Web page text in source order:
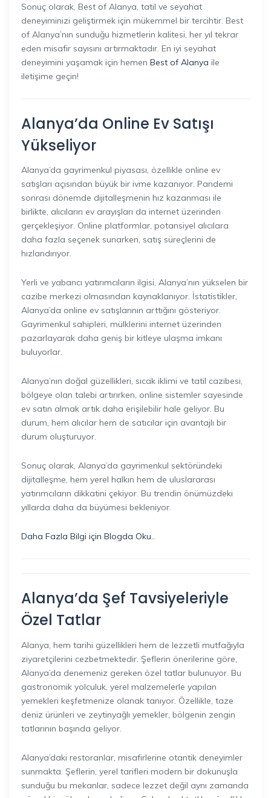
Sonuç olarak, Best of Alanya, tatil ve seyahat
deneyiminizi geliştirmek için mükemmel bir tercihtir. Best
of Alanya’nın sunduğu hizmetlerin kalitesi, her yıl tekrar
eden misafir sayısını artırmaktadır. En iyi seyahat
deneyimini yaşamak için hemen Best of Alanya ile
iletişime geçin!
Alanya’da Online Ev Satışı
Yükseliyor
Alanya’da gayrimenkul piyasası, özellikle online ev
satışları açısından büyük bir ivme kazanıyor. Pandemi
sonrası dönemde dijitalleşmenin hız kazanması ile
birlikte, alıcıların ev arayışları da internet üzerinden
gerçekleşiyor. Online platformlar, potansiyel alıcılara
daha fazla seçenek sunarken, satış süreçlerini de
hızlandırıyor.
Yerli ve yabancı yatırımcıların ilgisi, Alanya’nın yükselen bir
cazibe merkezi olmasından kaynaklanıyor. İstatistikler,
Alanya’da online ev satışlarının arttığını gösteriyor.
Gayrimenkul sahipleri, mülklerini internet üzerinden
pazarlayarak daha geniş bir kitleye ulaşma imkanı
buluyorlar.
Alanya’nın doğal güzellikleri, sıcak iklimi ve tatil cazibesi,
bölgeye olan talebi artırırken, online sistemler sayesinde
ev satın almak artık daha erişilebilir hale geliyor. Bu
durum, hem alıcılar hem de satıcılar için avantajlı bir
durum oluşturuyor.
Sonuç olarak, Alanya’da gayrimenkul sektöründeki
dijitalleşme, hem yerel halkın hem de uluslararası
yatırımcıların dikkatini çekiyor. Bu trendin önümüzdeki
yıllarda daha da büyümesi bekleniyor.
Daha Fazla Bilgi için Blogda Oku..
Alanya’da Şef Tavsiyeleriyle
Özel Tatlar
Alanya, hem tarihi güzellikleri hem de lezzetli mutfağıyla
ziyaretçilerini cezbetmektedir. Şeflerin önerilerine göre,
Alanya’da denemeniz gereken özel tatlar bulunuyor. Bu
gastronomik yolculuk, yerel malzemelerle yapılan
yemekleri keşfetmenize olanak tanıyor. Özellikle, taze
deniz ürünleri ve zeytinyağlı yemekler, bölgenin zengin
tatlarının başında geliyor.
Alanya’daki restoranlar, misafirlerine otantik deneyimler
sunmakta. Şeflerin, yerel tarifleri modern bir dokunuşla
sunduğu bu mekanlar, sadece lezzet değil aynı zamanda